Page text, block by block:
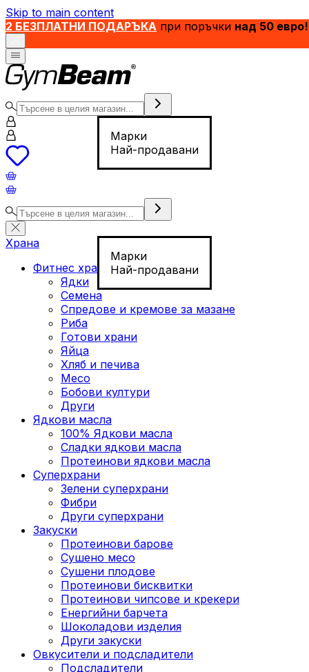
Skip to main content
2 БЕЗПЛАТНИ ПОДАРЪКА при поръчки над 50 евро!
Марки
Най-продавани
Марки
Най-продавани
Храна
Фитнес храна
Ядки
Семена
Спредове и кремове за мазане
Риба
Готови храни
Яйца
Хляб и печива
Месо
Бобови култури
Други
Ядкови масла
100% Ядкови масла
Сладки ядкови масла
Протеинови ядкови масла
Суперхрани
Зелени суперхрани
Фибри
Други суперхрани
3акуски
Протеинови бaрове
Сушено месо
Сушени плодове
Протеинови бисквитки
Протеинови чипсове и крекери
Енергийни барчета
Шоколадови изделия
Други закуски
Овкусители и подсладители
Подсладители